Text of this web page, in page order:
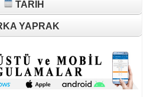
TARIH
YAPRAK